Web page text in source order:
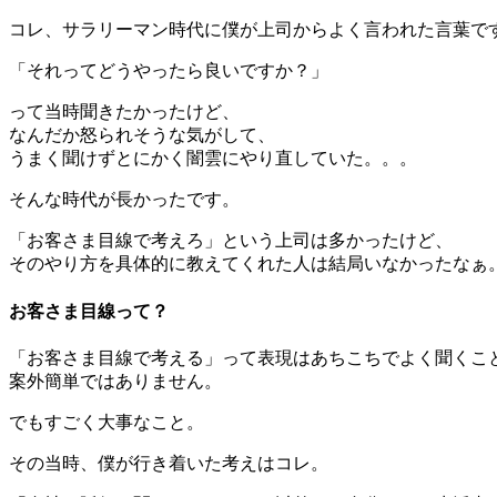
コレ、サラリーマン時代に僕が上司からよく言われた言葉で
「それってどうやったら良いですか？」
って当時聞きたかったけど、
なんだか怒られそうな気がして、
うまく聞けずとにかく闇雲にやり直していた。。。
そんな時代が長かったです。
「お客さま目線で考えろ」という上司は多かったけど、
そのやり方を具体的に教えてくれた人は結局いなかったなぁ
お客さま目線って？
「お客さま目線で考える」って表現はあちこちでよく聞くこ
案外簡単ではありません。
でもすごく大事なこと。
その当時、僕が行き着いた考えはコレ。